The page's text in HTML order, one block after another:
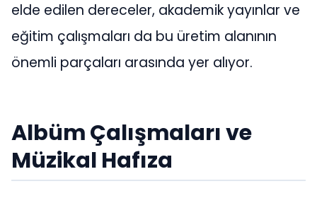
elde edilen dereceler, akademik yayınlar ve
eğitim çalışmaları da bu üretim alanının
önemli parçaları arasında yer alıyor.
Albüm Çalışmaları ve
Müzikal Hafıza